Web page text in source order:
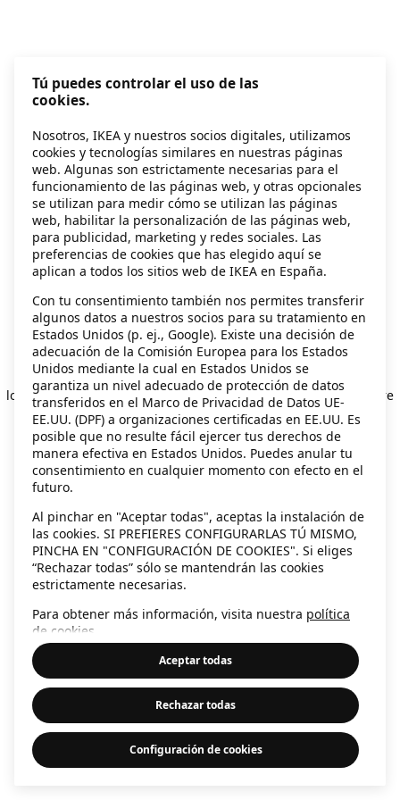
Application error: a client-side exception has occurred
loadingsecondhand.ikea.com (see the browser console for more
information).
Tú puedes controlar el uso de las
cookies.
Nosotros, IKEA y nuestros socios digitales, utilizamos
cookies y tecnologías similares en nuestras páginas
web. Algunas son estrictamente necesarias para el
funcionamiento de las páginas web, y otras opcionales
se utilizan para medir cómo se utilizan las páginas
web, habilitar la personalización de las páginas web,
para publicidad, marketing y redes sociales. Las
preferencias de cookies que has elegido aquí se
aplican a todos los sitios web de IKEA en España.
Con tu consentimiento también nos permites transferir
algunos datos a nuestros socios para su tratamiento en
Estados Unidos (p. ej., Google). Existe una decisión de
adecuación de la Comisión Europea para los Estados
Unidos mediante la cual en Estados Unidos se
garantiza un nivel adecuado de protección de datos
transferidos en el Marco de Privacidad de Datos UE-
EE.UU. (DPF) a organizaciones certificadas en EE.UU. Es
posible que no resulte fácil ejercer tus derechos de
manera efectiva en Estados Unidos. Puedes anular tu
consentimiento en cualquier momento con efecto en el
futuro.
Al pinchar en "Aceptar todas", aceptas la instalación de
las cookies. SI PREFIERES CONFIGURARLAS TÚ MISMO,
PINCHA EN "CONFIGURACIÓN DE COOKIES". Si eliges
“Rechazar todas” sólo se mantendrán las cookies
estrictamente necesarias.
Para obtener más información, visita nuestra política
de cookies
Aceptar todas
Rechazar todas
Configuración de cookies